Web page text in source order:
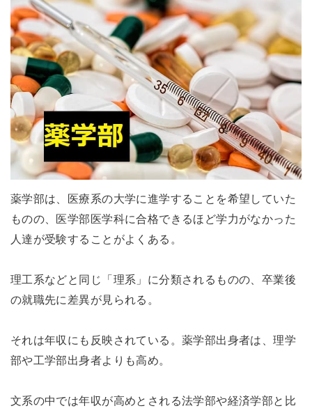
薬学部は、医療系の大学に進学することを希望していた
ものの、医学部医学科に合格できるほど学力がなかった
人達が受験することがよくある。
理工系などと同じ「理系」に分類されるものの、卒業後
の就職先に差異が見られる。
それは年収にも反映されている。薬学部出身者は、理学
部や工学部出身者よりも高め。
文系の中では年収が高めとされる法学部や経済学部と比